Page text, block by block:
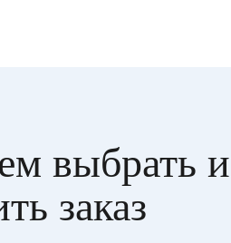
выбрать и
заказ